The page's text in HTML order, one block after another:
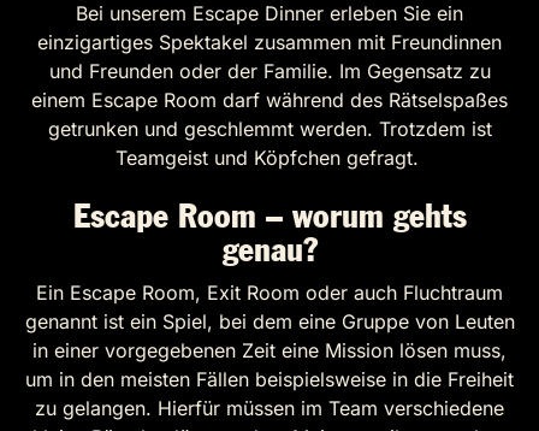
Bei unserem Escape Dinner erleben Sie ein
einzigartiges Spektakel zusammen mit Freundinnen
und Freunden oder der Familie. Im Gegensatz zu
einem Escape Room darf während des Rätselspaßes
getrunken und geschlemmt werden. Trotzdem ist
Teamgeist und Köpfchen gefragt.
Escape Room – worum gehts
genau?
Ein Escape Room, Exit Room oder auch Fluchtraum
genannt ist ein Spiel, bei dem eine Gruppe von Leuten
in einer vorgegebenen Zeit eine Mission lösen muss,
um in den meisten Fällen beispielsweise in die Freiheit
zu gelangen. Hierfür müssen im Team verschiedene